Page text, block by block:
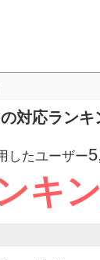
対応ラン
したユーザー
キ